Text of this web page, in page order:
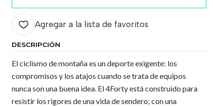
Agregar a la lista de favoritos
DESCRIPCIÓN
El ciclismo de montaña es un deporte exigente: los
compromisos y los atajos cuando se trata de equipos
nunca son una buena idea. El 4Forty está construido para
resistir los rigores de una vida de sendero; con una